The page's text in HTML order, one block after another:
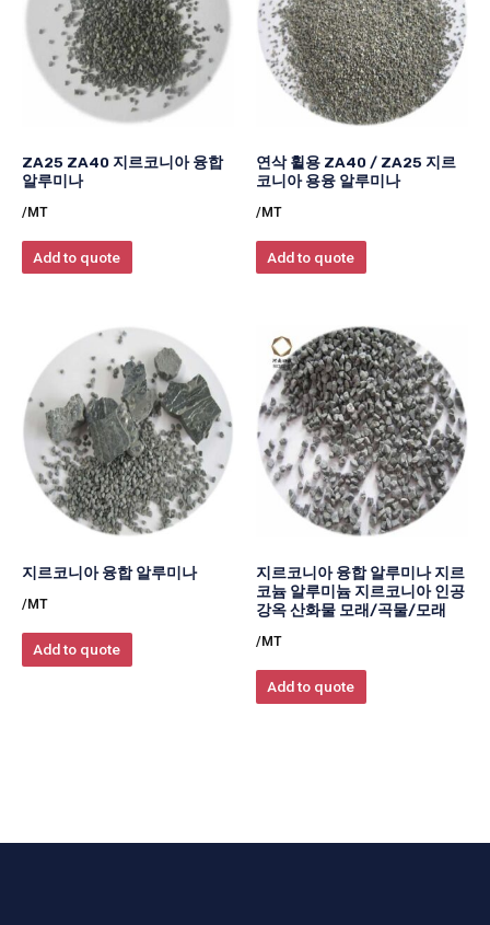
ZA25 ZA40 지르코니아 융합
알루미나
/MT
Add to quote
연삭 휠용 ZA40 / ZA25 지르
코니아 용융 알루미나
/MT
Add to quote
지르코니아 융합 알루미나
/MT
Add to quote
지르코니아 융합 알루미나 지르
코늄 알루미늄 지르코니아 인공
강옥 산화물 모래/곡물/모래
/MT
Add to quote